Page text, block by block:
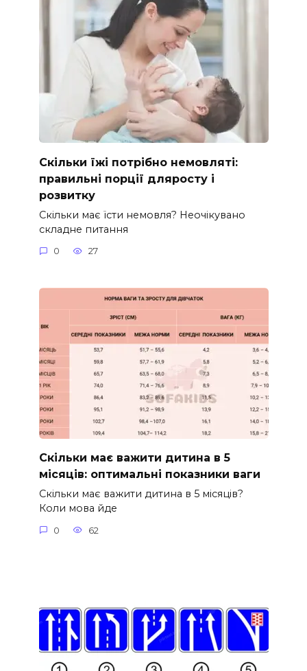
Скільки їжі потрібно немовляті:
правильні порції дляросту і
розвитку
Скільки має їсти немовля? Неочікувано
складне питання
0 27
Скільки має важити дитина в 5
місяців: оптимальні показники ваги
Скільки має важити дитина в 5 місяців?
Коли мова йде
0 62